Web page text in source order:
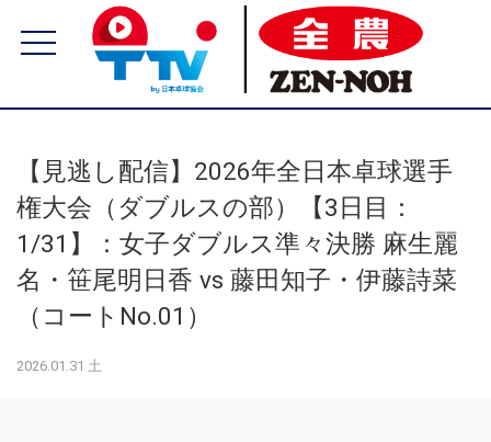
【見逃し配信】2026年全日本卓球選手
権大会（ダブルスの部）【3日目：
1/31】：女子ダブルス準々決勝 麻生麗
名・笹尾明日香 vs 藤田知子・伊藤詩菜
（コートNo.01）
2026.01.31 土